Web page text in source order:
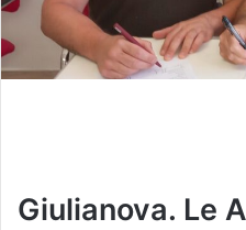
Giulianova. Le